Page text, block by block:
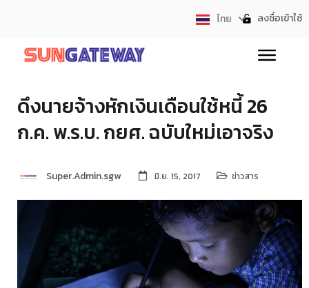
ไทย
English ลงชื่อเข้าใช้
ดึงนายจ้างหักเงินเดือนใช้หนี้ 26
ก.ค. พ.ร.บ. กยศ. ฉบับใหม่เอาจริง
Super.Admin.sgw มิ.ย. 15, 2017 ข่าวสาร